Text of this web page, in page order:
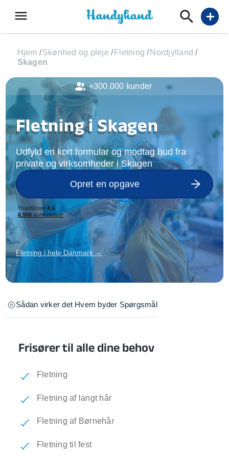
menu add
Hjem /Skønhed og pleje / Fletning / Nordjylland /
Skagen
Fletning i Skagen
Udfyld en kort formular og modtag bud fra
private og virksomheder i Skagen
Opret en opgave
Fletning i hele Danmark →
Sådan virker det Hvem byder Spørgsmål
Frisører til alle dine behov
Fletning
Fletning af langt hår
Fletning af Børnehår
Fletning til fest
+300.000 kunder